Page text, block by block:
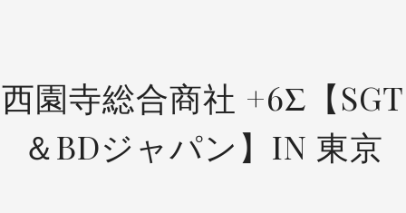
西園寺総合商社 +6Σ【SGT
＆BDジャパン】IN 東京